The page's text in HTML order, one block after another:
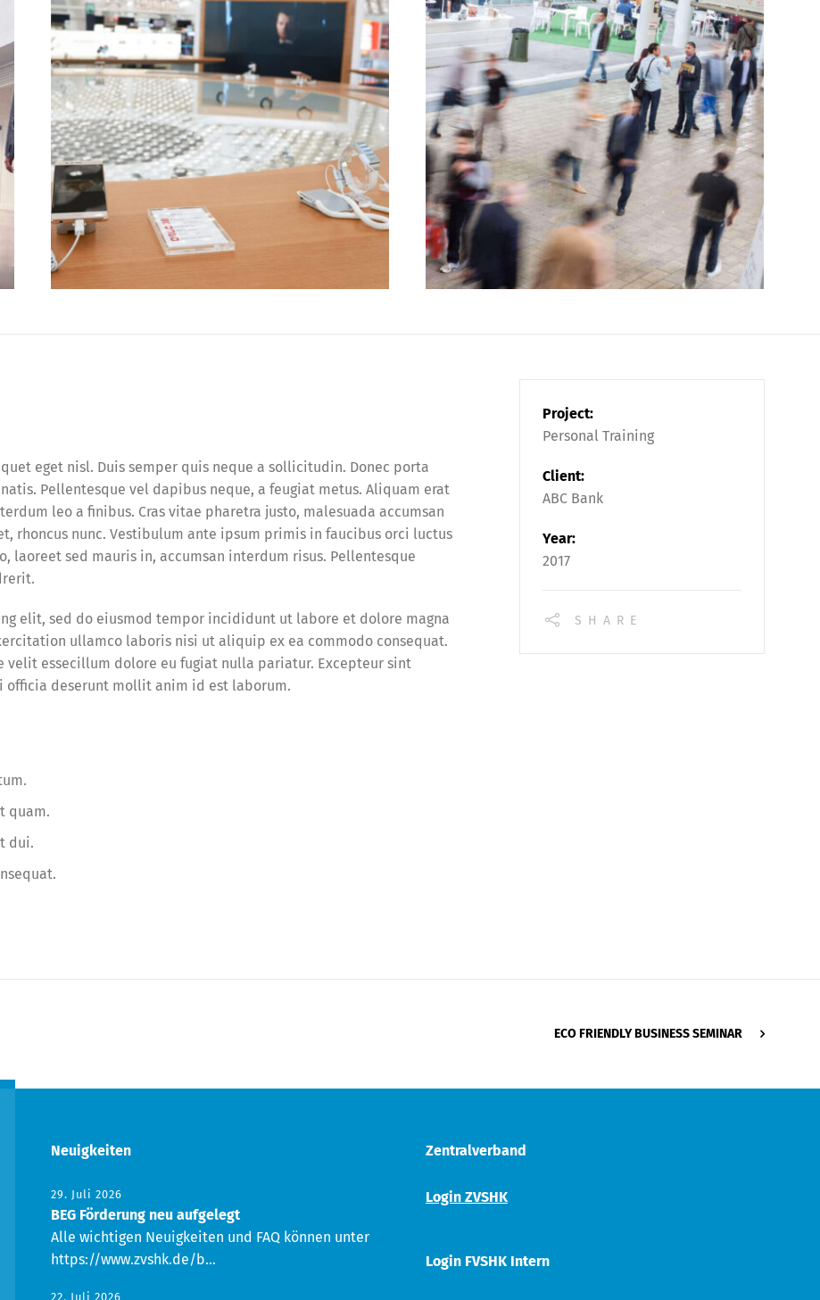
eget nisl. Duis semper quis neque a sollicitudin. Donec porta
Pellentesque vel dapibus neque, a feugiat metus. Aliquam erat
leo a finibus. Cras vitae pharetra justo, malesuada accumsan
rhoncus nunc. Vestibulum ante ipsum primis in faucibus orci luctus
laoreet sed mauris in, accumsan interdum risus. Pellentesque
elit, sed do eiusmod tempor incididunt ut labore et dolore magna
ullamco laboris nisi ut aliquip ex ea commodo consequat.
essecillum dolore eu fugiat nulla pariatur. Excepteur sint
deserunt mollit anim id est laborum.
quam.
dui.
Project:
Personal Training
Client:
ABC Bank
Year:
2017
SHARE
ECO FRIENDLY BUSINESS SEMINAR
Neuigkeiten
29. Juli 2026
BEG Förderung neu aufgelegt
Alle wichtigen Neuigkeiten und FAQ können unter
https://www.zvshk.de/b...
22. Juli 2026
Zentralverband
Login ZVSHK
Login FVSHK Intern